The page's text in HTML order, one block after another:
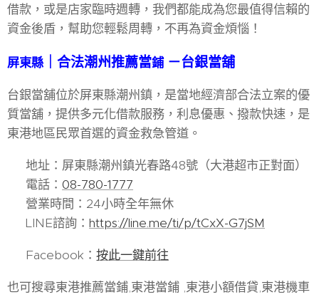
借款，或是店家臨時週轉，我們都能成為您最值得信賴的
資金後盾，幫助您輕鬆周轉，不再為資金煩惱！
屏東縣 ｜合法潮州推薦當鋪 －台銀當舖
台銀當舖位於屏東縣潮州鎮，是當地經濟部合法立案的優
質當舖，提供多元化借款服務，利息優惠、撥款快速，是
東港地區民眾首選的資金救急管道。
📍 地址：屏東縣潮州鎮光春路48號（大港超市正對面）
📞 電話： 08-780-1777
🕒 營業時間：24小時全年無休
📱 LINE諮詢： https://line.me/ti/p/tCxX-G7jSM
🔎 Facebook： 按此一鍵前往
也可搜尋東港推薦當鋪,東港當鋪 ,東港小額借貸,東港機車